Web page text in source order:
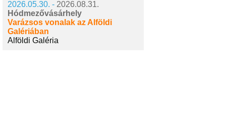
2026.05.30. - 2026.08.31.
Hódmezővásárhely
Varázsos vonalak az Alföldi
Galériában
Alföldi Galéria